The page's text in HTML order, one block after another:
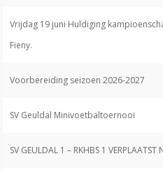
Vrijdag 19 juni Huldiging
Fieny.
Voorbereiding seizoen 2026-2027
SV Geuldal Minivoetbaltoernooi
SV GEULDAL 1 – RKHBS 1 VERPLAATST